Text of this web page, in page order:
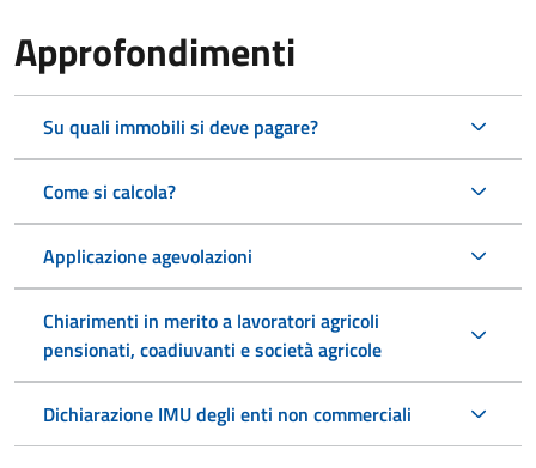
Approfondimenti
Su quali immobili si deve pagare?
Come si calcola?
Applicazione agevolazioni
Chiarimenti in merito a lavoratori agricoli
pensionati, coadiuvanti e società agricole
Dichiarazione IMU degli enti non commerciali